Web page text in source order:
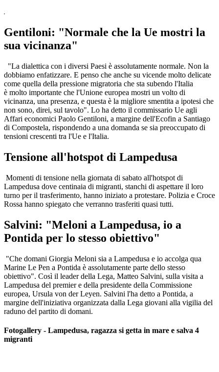
Gentiloni: "Normale che la Ue mostri la
sua vicinanza"
"La dialettica con i diversi Paesi è assolutamente normale. Non la
dobbiamo enfatizzare. E penso che anche su vicende molto delicate
come quella della pressione migratoria che sta subendo l'Italia
è molto importante che l'Unione europea mostri un volto di
vicinanza, una presenza, e questa è la migliore smentita a ipotesi che
non sono, direi, sul tavolo". Lo ha detto il commissario Ue agli
Affari economici Paolo Gentiloni, a margine dell'Ecofin a Santiago
di Compostela, rispondendo a una domanda se sia preoccupato di
tensioni crescenti tra l'Ue e l'Italia.
Tensione all'hotspot di Lampedusa
Momenti di tensione nella giornata di sabato all'hotspot di
Lampedusa dove centinaia di migranti, stanchi di aspettare il loro
turno per il trasferimento, hanno iniziato a protestare. Polizia e Croce
Rossa hanno spiegato che verranno trasferiti quasi tutti.
Salvini: "Meloni a Lampedusa, io a
Pontida per lo stesso obiettivo"
"Che domani Giorgia Meloni sia a Lampedusa e io accolga qua
Marine Le Pen a Pontida è assolutamente parte dello stesso
obiettivo". Così il leader della Lega, Matteo Salvini, sulla visita a
Lampedusa del premier e della presidente della Commissione
europea, Ursula von der Leyen. Salvini l'ha detto a Pontida, a
margine dell'iniziativa organizzata dalla Lega giovani alla vigilia del
raduno del partito di domani.
Fotogallery - Lampedusa, ragazza si getta in mare e salva 4
migranti